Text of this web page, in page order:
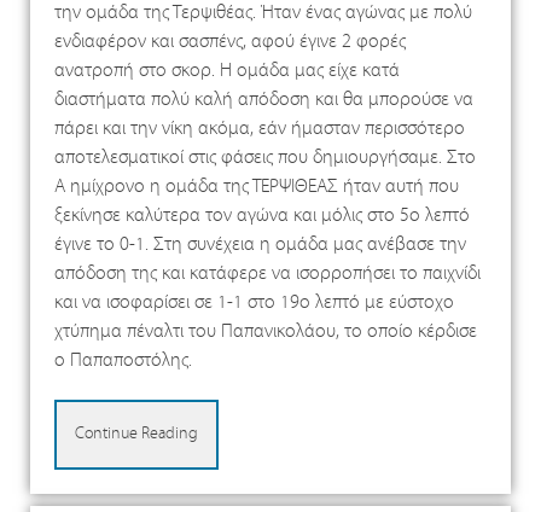
την ομάδα της Τερψιθέας. Ήταν ένας αγώνας με πολύ
ενδιαφέρον και σασπένς, αφού έγινε 2 φορές
ανατροπή στο σκορ. Η ομάδα μας είχε κατά
διαστήματα πολύ καλή απόδοση και θα μπορούσε να
πάρει και την νίκη ακόμα, εάν ήμασταν περισσότερο
αποτελεσματικοί στις φάσεις που δημιουργήσαμε. Στο
Α ημίχρονο η ομάδα της ΤΕΡΨΙΘΕΑΣ ήταν αυτή που
ξεκίνησε καλύτερα τον αγώνα και μόλις στο 5ο λεπτό
έγινε το 0-1. Στη συνέχεια η ομάδα μας ανέβασε την
απόδοση της και κατάφερε να ισορροπήσει το παιχνίδι
και να ισοφαρίσει σε 1-1 στο 19ο λεπτό με εύστοχο
χτύπημα πέναλτι του Παπανικολάου, το οποίο κέρδισε
ο Παπαποστόλης.
Continue Reading